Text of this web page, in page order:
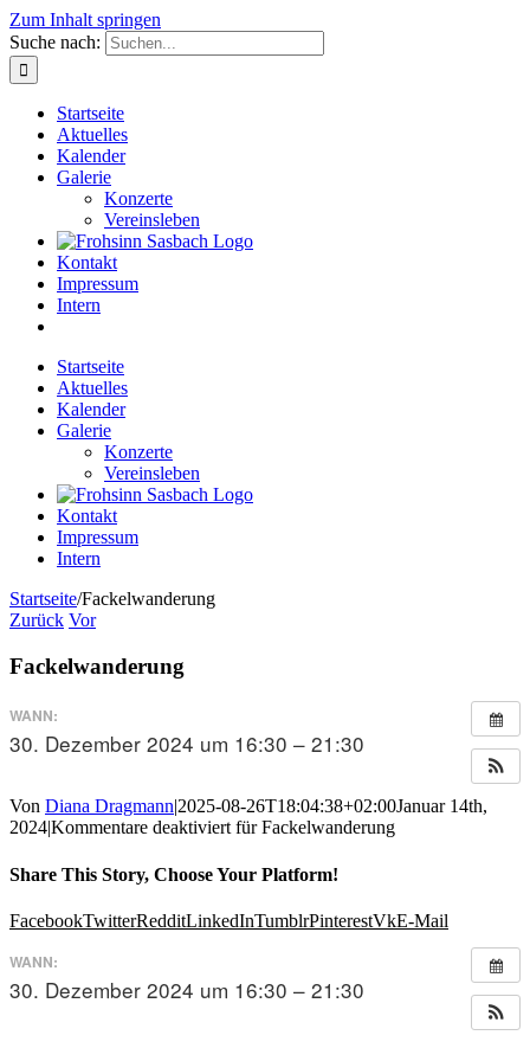
Zum Inhalt springen
Suche nach:
Startseite
Aktuelles
Kalender
Galerie
Konzerte
Vereinsleben
Kontakt
Impressum
Intern
Startseite
Aktuelles
Kalender
Galerie
Konzerte
Vereinsleben
Kontakt
Impressum
Intern
Startseite/Fackelwanderung
Zurück Vor
Fackelwanderung
WANN:
30. Dezember 2024 um 16:30 – 21:30
Von Diana Dragmann|2025-08-26T18:04:38+02:00Januar 14th,
2024|Kommentare deaktiviertfür Fackelwanderung
Share This Story, Choose Your Platform!
FacebookTwitterRedditLinkedInTumblrPinterestVkE-Mail
WANN:
30. Dezember 2024 um 16:30 – 21:30